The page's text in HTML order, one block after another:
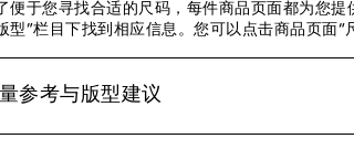
便于您寻找合适的尺码，每件商品页面都为您
型”栏目下找到相应信息。您可以点击商品页面
参考与版型建议